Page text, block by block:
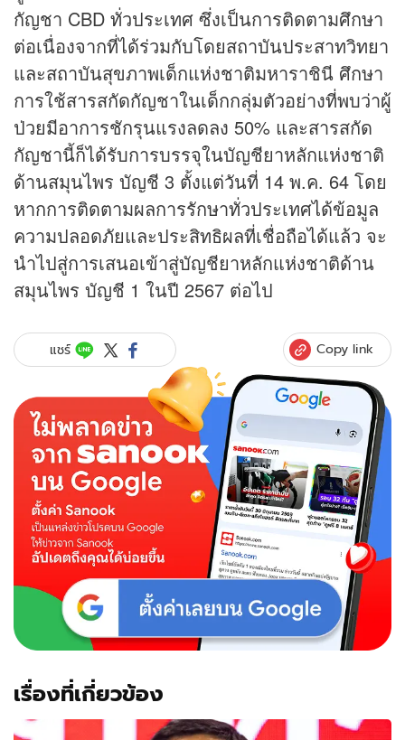
กัญชา CBD ทั่วประเทศ ซึ่งเป็นการติดตามศึกษา
ต่อเนื่องจากที่ได้ร่วมกับโดยสถาบันประสาทวิทยา
และสถาบันสุขภาพเด็กแห่งชาติมหาราชินี ศึกษา
การใช้สารสกัดกัญชาในเด็กกลุ่มตัวอย่างที่พบว่าผู้
ป่วยมีอาการชักรุนแรงลดลง 50% และสารสกัด
กัญชานี้ก็ได้รับการบรรจุในบัญชียาหลักแห่งชาติ
ด้านสมุนไพร บัญชี 3 ตั้งแต่วันที่ 14 พ.ค. 64 โดย
หากการติดตามผลการรักษาทั่วประเทศได้ข้อมูล
ความปลอดภัยและประสิทธิผลที่เชื่อถือได้แล้ว จะ
นำไปสู่การเสนอเข้าสู่บัญชียาหลักแห่งชาติด้าน
สมุนไพร บัญชี 1 ในปี 2567 ต่อไป
แชร์ Copy link
เรื่องที่เกี่ยวข้อง